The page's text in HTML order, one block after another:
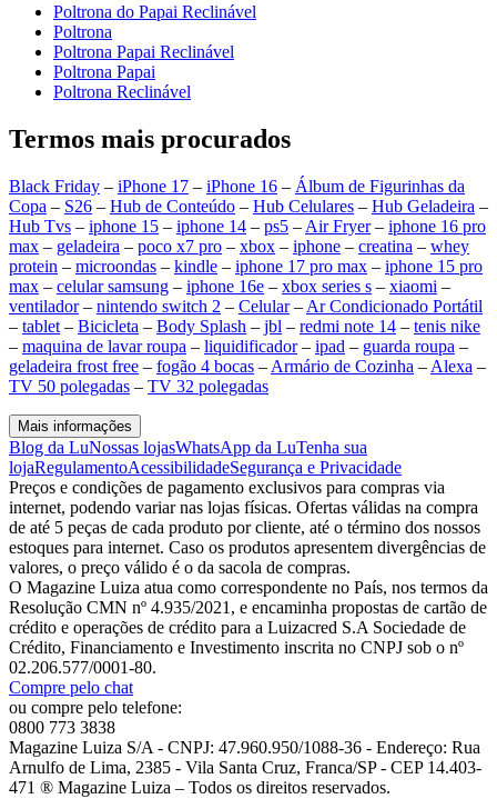
Poltrona do Papai Reclinável
Poltrona
Poltrona Papai Reclinável
Poltrona Papai
Poltrona Reclinável
Termos mais procurados
Black Friday – iPhone 17 – iPhone 16 – Álbum de Figurinhas da
Copa – S26 – Hub de Conteúdo – Hub Celulares – Hub Geladeira –
Hub Tvs – iphone 15 – iphone 14 – ps5 – Air Fryer– iphone 16 pro
max – geladeira – poco x7 pro – xbox – iphone – creatina – whey
protein – microondas – kindle – iphone 17 pro max – iphone 15 pro
max – celular samsung – iphone 16e – xbox series s – xiaomi –
ventilador– nintendo switch 2 – Celular– Ar Condicionado Portátil
– tablet – Bicicleta – Body Splash – jbl – redmi note 14 – tenis nike
– maquina de lavar roupa – liquidificador– ipad – guarda roupa –
geladeira frost free – fogão 4 bocas – Armário de Cozinha – Alexa –
TV 50 polegadas – TV 32 polegadas
Mais informações
Blog da LuNossas lojasWhatsApp da LuTenha sua
lojaRegulamentoAcessibilidadeSegurança e Privacidade
Preços e condições de pagamento exclusivos para compras via
internet, podendo variar nas lojas físicas. Ofertas válidas na compra
de até 5 peças de cada produto por cliente, até o término dos nossos
estoques para internet. Caso os produtos apresentem divergências de
valores, o preço válido é o da sacola de compras.
O Magazine Luiza atua como correspondente no País, nos termos da
Resolução CMN nº 4.935/2021, e encaminha propostas de cartão de
crédito e operações de crédito para a Luizacred S.A Sociedade de
Crédito, Financiamento e Investimento inscrita no CNPJ sob o nº
02.206.577/0001-80.
Compre pelo chat
ou compre pelo telefone:
0800 773 3838
Magazine Luiza S/A - CNPJ: 47.960.950/1088-36 - Endereço: Rua
Arnulfo de Lima, 2385 - Vila Santa Cruz, Franca/SP - CEP 14.403-
471 ® Magazine Luiza – Todos os direitos reservados.